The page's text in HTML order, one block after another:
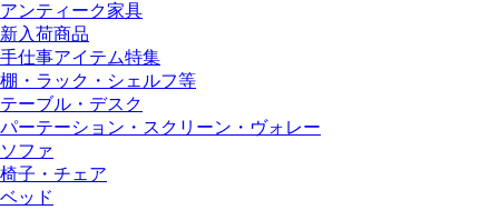
アンティーク家具
新入荷商品
手仕事アイテム特集
棚・ラック・シェルフ等
テーブル・デスク
パーテーション・スクリーン・ヴォレー
ソファ
椅子・チェア
ベッド